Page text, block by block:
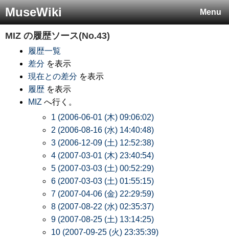
Menu
MuseWiki
MIZ の履歴ソース(No.43)
履歴一覧
差分 を表示
現在との差分 を表示
履歴 を表示
MIZ へ行く。
1 (2006-06-01 (木) 09:06:02)
2 (2006-08-16 (水) 14:40:48)
3 (2006-12-09 (土) 12:52:38)
4 (2007-03-01 (木) 23:40:54)
5 (2007-03-03 (土) 00:52:29)
6 (2007-03-03 (土) 01:55:15)
7 (2007-04-06 (金) 22:29:59)
8 (2007-08-22 (水) 02:35:37)
9 (2007-08-25 (土) 13:14:25)
10 (2007-09-25 (火) 23:35:39)